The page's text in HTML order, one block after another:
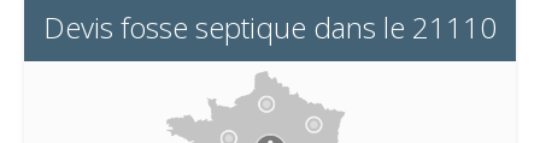
Devis fosse septique dans le 21110